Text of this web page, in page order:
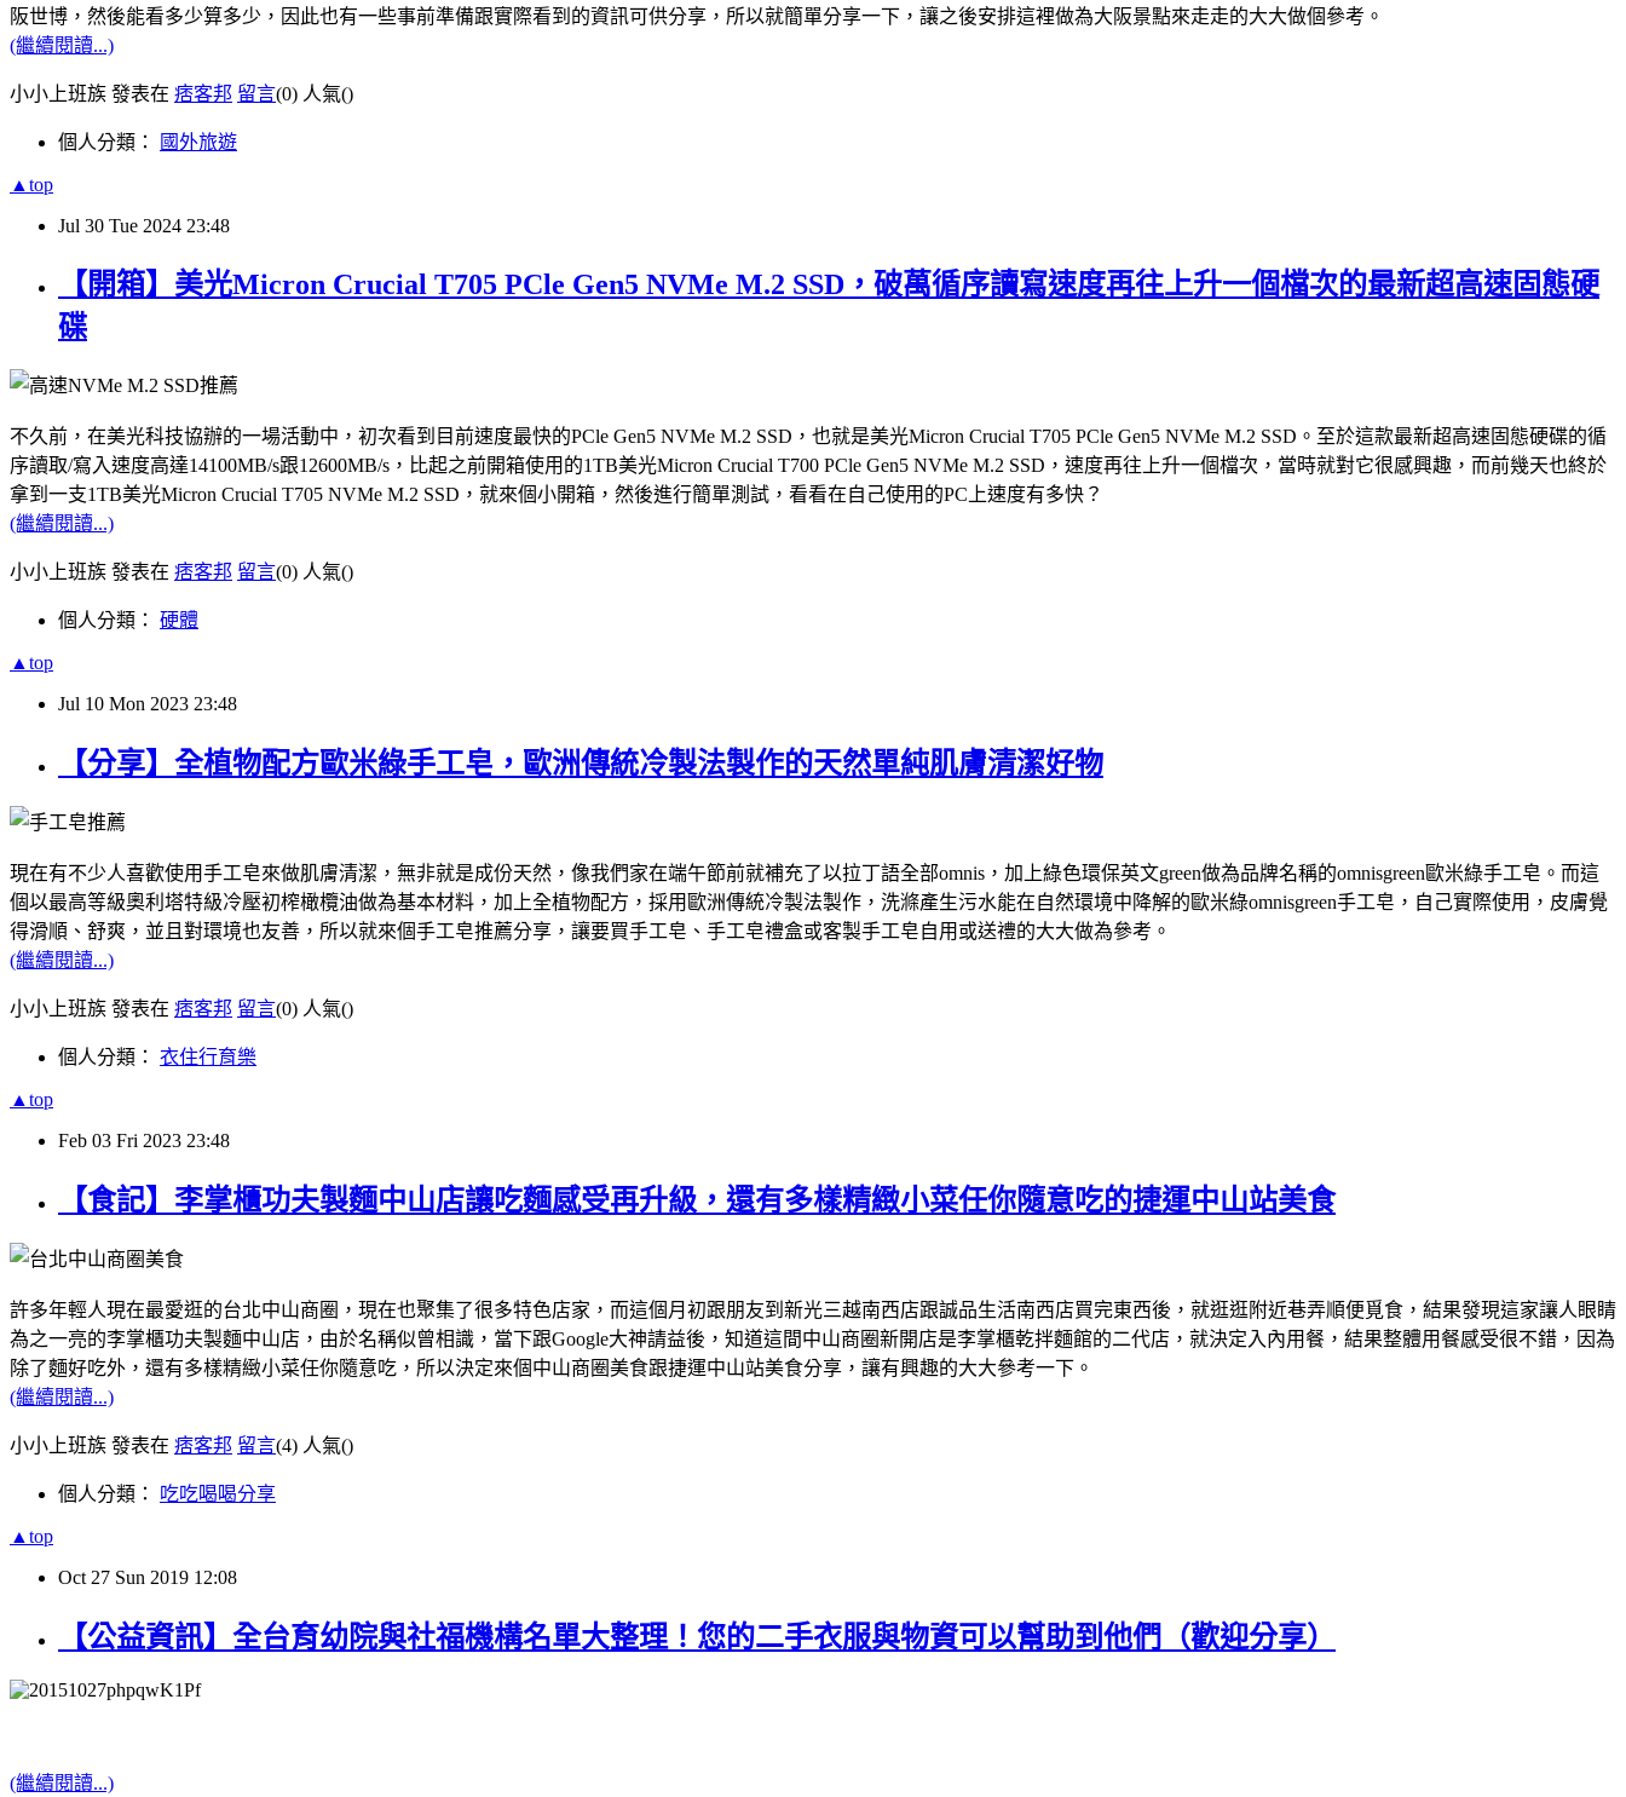
阪世博，然後能看多少算多少，因此也有一些事前準備跟實際看到的資訊可供分享，所以就簡單分享一下，讓之後安排這裡做為大阪景點來走走的大大做個參考。
(繼續閱讀...)
小小上班族 發表在 痞客邦 留言(0) 人氣()
個人分類： 國外旅遊
▲top
Jul 30 Tue 2024 23:48
【開箱】美光Micron Crucial T705 PCle Gen5 NVMe M.2 SSD，破萬循序讀寫速度再往上升一個檔次的最新超高速固態硬
碟
不久前，在美光科技協辦的一場活動中，初次看到目前速度最快的PCle Gen5 NVMe M.2 SSD，也就是美光Micron Crucial T705 PCle Gen5 NVMe M.2 SSD。至於這款最新超高速固態硬碟的循
序讀取/寫入速度高達14100MB/s跟12600MB/s，比起之前開箱使用的1TB美光Micron Crucial T700 PCle Gen5 NVMe M.2 SSD，速度再往上升一個檔次，當時就對它很感興趣，而前幾天也終於
拿到一支1TB美光Micron Crucial T705 NVMe M.2 SSD，就來個小開箱，然後進行簡單測試，看看在自己使用的PC上速度有多快？
(繼續閱讀...)
小小上班族 發表在 痞客邦 留言(0) 人氣()
個人分類： 硬體
▲top
Jul 10 Mon 2023 23:48
【分享】全植物配方歐米綠手工皂，歐洲傳統冷製法製作的天然單純肌膚清潔好物
現在有不少人喜歡使用手工皂來做肌膚清潔，無非就是成份天然，像我們家在端午節前就補充了以拉丁語全部omnis，加上綠色環保英文green做為品牌名稱的omnisgreen歐米綠手工皂。而這
個以最高等級奧利塔特級冷壓初榨橄欖油做為基本材料，加上全植物配方，採用歐洲傳統冷製法製作，洗滌產生污水能在自然環境中降解的歐米綠omnisgreen手工皂，自己實際使用，皮膚覺
得滑順、舒爽，並且對環境也友善，所以就來個手工皂推薦分享，讓要買手工皂、手工皂禮盒或客製手工皂自用或送禮的大大做為參考。
(繼續閱讀...)
小小上班族 發表在 痞客邦 留言(0) 人氣()
個人分類： 衣住行育樂
▲top
Feb 03 Fri 2023 23:48
【食記】李掌櫃功夫製麵中山店讓吃麵感受再升級，還有多樣精緻小菜任你隨意吃的捷運中山站美食
許多年輕人現在最愛逛的台北中山商圈，現在也聚集了很多特色店家，而這個月初跟朋友到新光三越南西店跟誠品生活南西店買完東西後，就逛逛附近巷弄順便覓食，結果發現這家讓人眼睛
為之一亮的李掌櫃功夫製麵中山店，由於名稱似曾相識，當下跟Google大神請益後，知道這間中山商圈新開店是李掌櫃乾拌麵館的二代店，就決定入內用餐，結果整體用餐感受很不錯，因為
除了麵好吃外，還有多樣精緻小菜任你隨意吃，所以決定來個中山商圈美食跟捷運中山站美食分享，讓有興趣的大大參考一下。
(繼續閱讀...)
小小上班族 發表在 痞客邦 留言(4) 人氣()
個人分類： 吃吃喝喝分享
▲top
Oct 27 Sun 2019 12:08
【公益資訊】全台育幼院與社福機構名單大整理！您的二手衣服與物資可以幫助到他們（歡迎分享）
(繼續閱讀...)